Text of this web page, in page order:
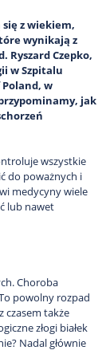
z wiekiem,
wynikają z
Ryszard Czepko,
w Szpitalu
w
jak
wszystkie
do poważnych i
medycyny wiele
lub nawet
Choroba
powolny rozpad
czasem także
złogi białek
Nadal głównie